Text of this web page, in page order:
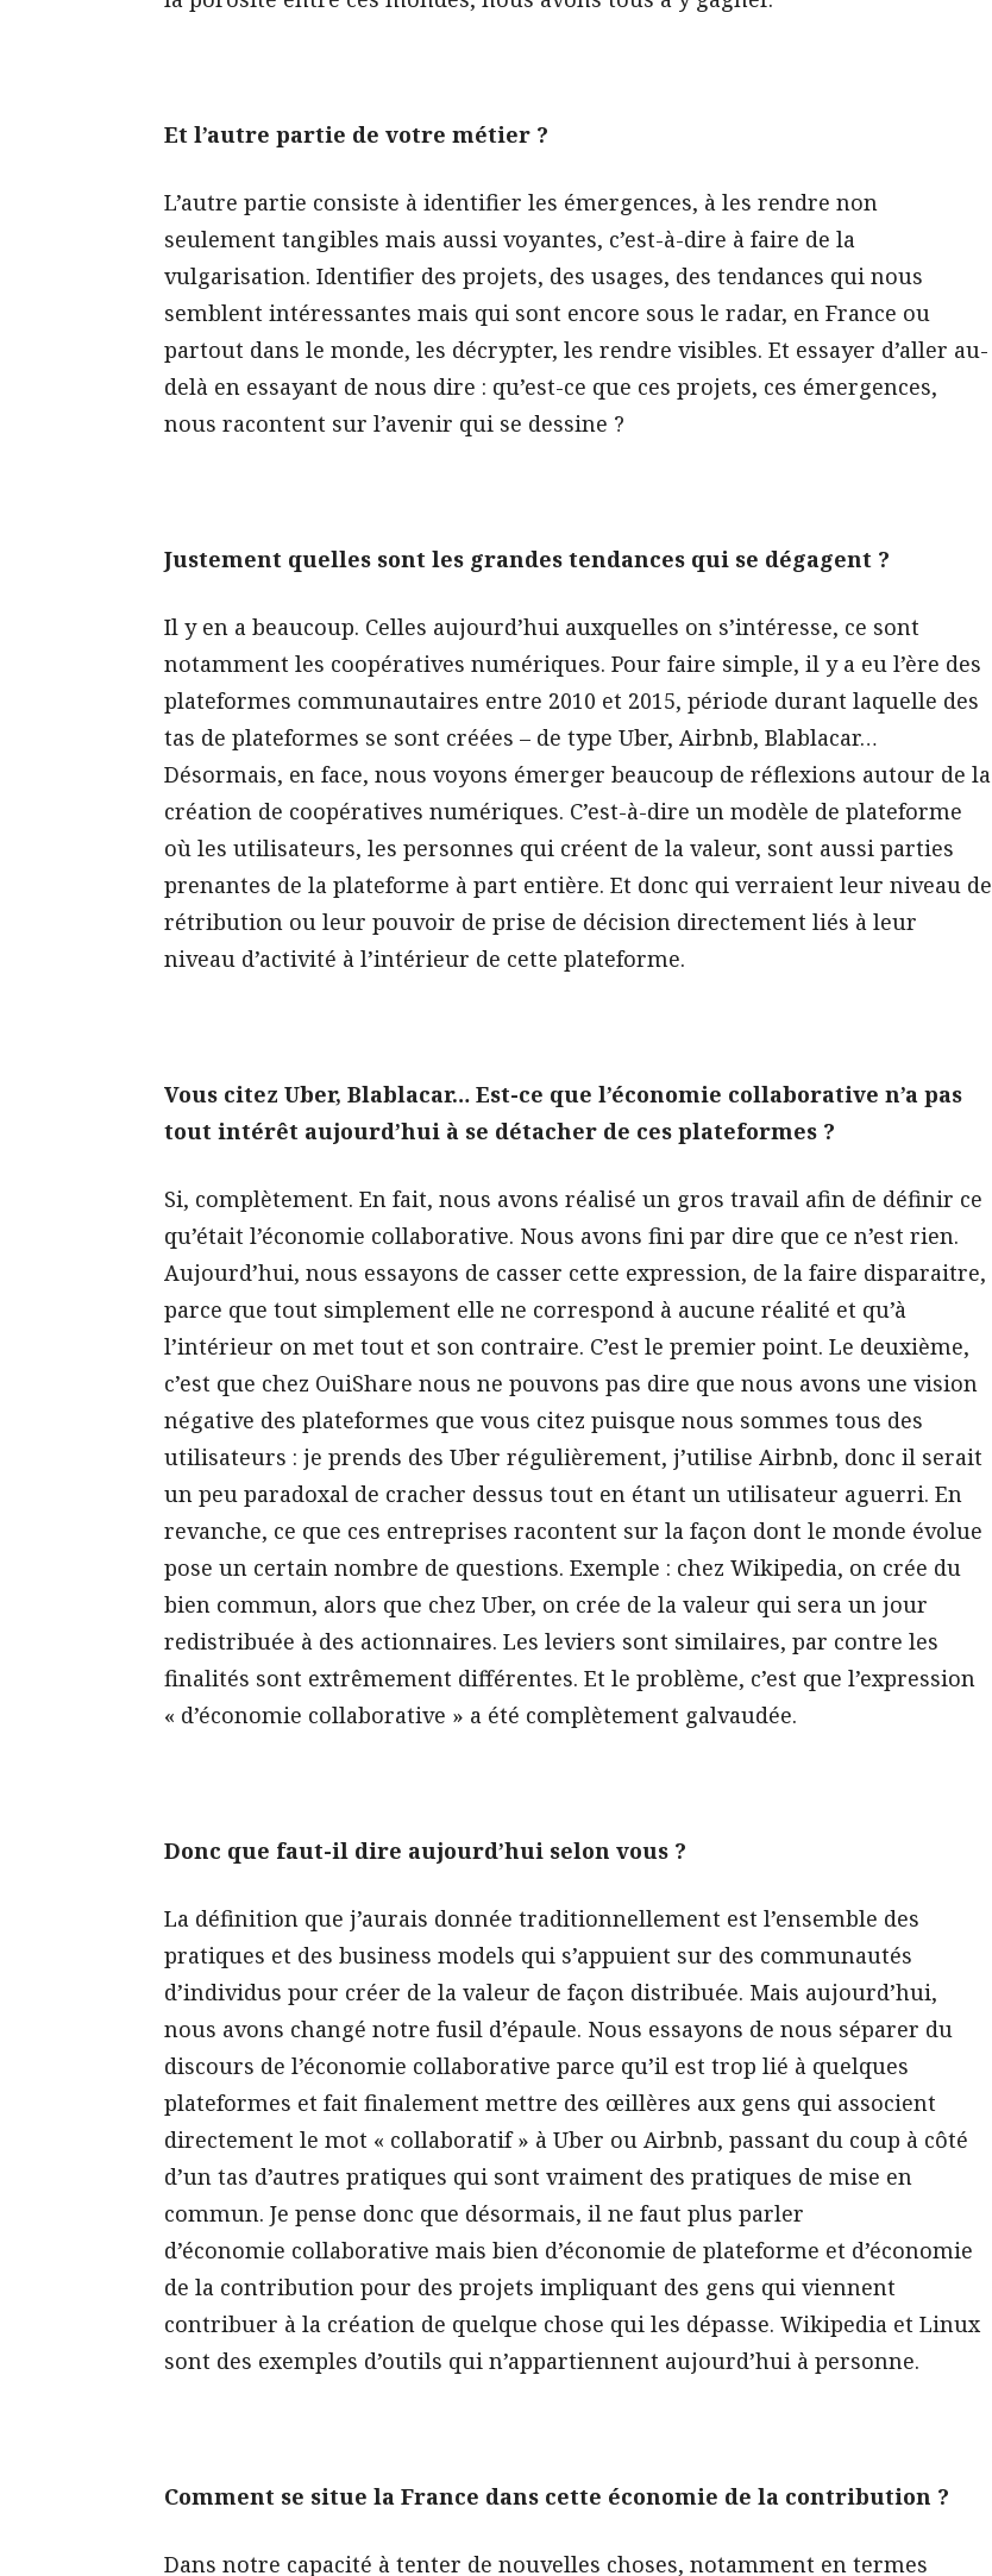
Et l’autre partie de votre métier ?
L’autre partie consiste à identifier les émergences, à les rendre non
seulement tangibles mais aussi voyantes, c’est-à-dire à faire de la
vulgarisation. Identifier des projets, des usages, des tendances qui nous
semblent intéressantes mais qui sont encore sous le radar, en France ou
partout dans le monde, les décrypter, les rendre visibles. Et essayer d’aller au-
delà en essayant de nous dire : qu’est-ce que ces projets, ces émergences,
nous racontent sur l’avenir qui se dessine ?
Justement quelles sont les grandes tendances qui se dégagent ?
Il y en a beaucoup. Celles aujourd’hui auxquelles on s’intéresse, ce sont
notamment les coopératives numériques. Pour faire simple, il y a eu l’ère des
plateformes communautaires entre 2010 et 2015, période durant laquelle des
tas de plateformes se sont créées – de type Uber, Airbnb, Blablacar…
Désormais, en face, nous voyons émerger beaucoup de réflexions autour de la
création de coopératives numériques. C’est-à-dire un modèle de plateforme
où les utilisateurs, les personnes qui créent de la valeur, sont aussi parties
prenantes de la plateforme à part entière. Et donc qui verraient leur niveau de
rétribution ou leur pouvoir de prise de décision directement liés à leur
niveau d’activité à l’intérieur de cette plateforme.
Vous citez Uber, Blablacar… Est-ce que l’économie collaborative n’a pas
tout intérêt aujourd’hui à se détacher de ces plateformes ?
Si, complètement. En fait, nous avons réalisé un gros travail afin de définir ce
qu’était l’économie collaborative. Nous avons fini par dire que ce n’est rien.
Aujourd’hui, nous essayons de casser cette expression, de la faire disparaitre,
parce que tout simplement elle ne correspond à aucune réalité et qu’à
l’intérieur on met tout et son contraire. C’est le premier point. Le deuxième,
c’est que chez OuiShare nous ne pouvons pas dire que nous avons une vision
négative des plateformes que vous citez puisque nous sommes tous des
utilisateurs : je prends des Uber régulièrement, j’utilise Airbnb, donc il serait
un peu paradoxal de cracher dessus tout en étant un utilisateur aguerri. En
revanche, ce que ces entreprises racontent sur la façon dont le monde évolue
pose un certain nombre de questions. Exemple : chez Wikipedia, on crée du
bien commun, alors que chez Uber, on crée de la valeur qui sera un jour
redistribuée à des actionnaires. Les leviers sont similaires, par contre les
finalités sont extrêmement différentes. Et le problème, c’est que l’expression
« d’économie collaborative » a été complètement galvaudée.
Donc que faut-il dire aujourd’hui selon vous ?
La définition que j’aurais donnée traditionnellement est l’ensemble des
pratiques et des business models qui s’appuient sur des communautés
d’individus pour créer de la valeur de façon distribuée. Mais aujourd’hui,
nous avons changé notre fusil d’épaule. Nous essayons de nous séparer du
discours de l’économie collaborative parce qu’il est trop lié à quelques
plateformes et fait finalement mettre des œillères aux gens qui associent
directement le mot « collaboratif » à Uber ou Airbnb, passant du coup à côté
d’un tas d’autres pratiques qui sont vraiment des pratiques de mise en
commun. Je pense donc que désormais, il ne faut plus parler
d’économie collaborative mais bien d’économie de plateforme et d’économie
de la contribution pour des projets impliquant des gens qui viennent
contribuer à la création de quelque chose qui les dépasse. Wikipedia et Linux
sont des exemples d’outils qui n’appartiennent aujourd’hui à personne.
Comment se situe la France dans cette économie de la contribution ?
Dans notre capacité à tenter de nouvelles choses, notamment en termes